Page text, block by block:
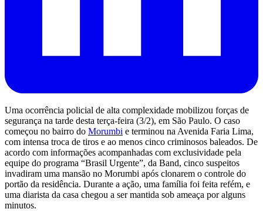
Uma ocorrência policial de alta complexidade mobilizou forças de
segurança na tarde desta terça-feira (3/2), em São Paulo. O caso
começou no bairro do Morumbi e terminou na Avenida Faria Lima,
com intensa troca de tiros e ao menos cinco criminosos baleados. De
acordo com informações acompanhadas com exclusividade pela
equipe do programa “Brasil Urgente”, da Band, cinco suspeitos
invadiram uma mansão no Morumbi após clonarem o controle do
portão da residência. Durante a ação, uma família foi feita refém, e
uma diarista da casa chegou a ser mantida sob ameaça por alguns
minutos.